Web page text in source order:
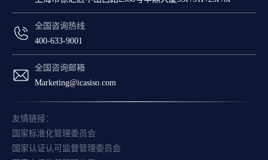
全国咨询热线
400-633-9001
全国咨询邮箱
Marketing@icasiso.com
友情链接：
国家标准化管理委员会
国家认证认可监督管理委员会